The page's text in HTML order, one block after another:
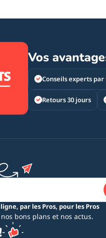
Vos
Conseils experts
Retours 30 jours
par les Pros, pour les Pros
bons plans et nos actus.